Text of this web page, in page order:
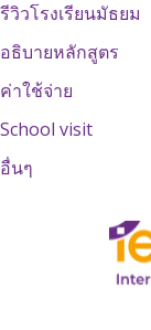
รีวิวโรงเรียนมัธยม
อธิบายหลักสูตร
ค่าใช้จ่าย
School visit
อื่นๆ